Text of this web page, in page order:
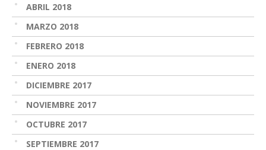
ABRIL 2018
MARZO 2018
FEBRERO 2018
ENERO 2018
DICIEMBRE 2017
NOVIEMBRE 2017
OCTUBRE 2017
SEPTIEMBRE 2017